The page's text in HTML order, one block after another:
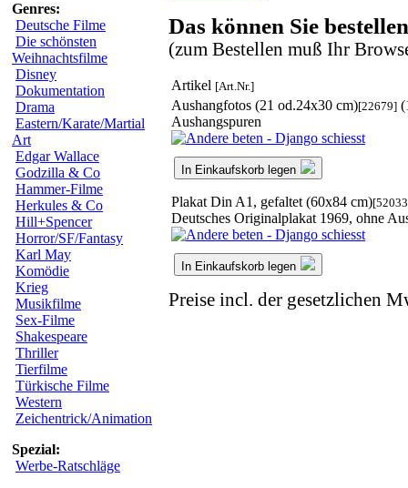
Genres:
Deutsche Filme
Die schönsten
Weihnachtsfilme
Disney
Dokumentation
Drama
Eastern/Karate/Martial
Art
Edgar Wallace
Godzilla & Co
Hammer-Filme
Herkules & Co
Hill+Spencer
Horror/SF/Fantasy
Karl May
Komödie
Krieg
Musikfilme
Sex-Filme
Shakespeare
Thriller
Tierfilme
Türkische Filme
Western
Zeichentrick/Animation
Spezial:
Werbe-Ratschläge
Das können Sie
(zum Bestellen muß Ihr
Artikel [Art.Nr.]
Aushangfotos (21 od.24x30 cm)[22679]
Aushangspuren
In Einkaufskorb legen
Plakat Din A1, gefaltet (60x84 cm)
Deutsches Originalplakat 1969, ohne
In Einkaufskorb legen
Preise incl. der gesetzlichen